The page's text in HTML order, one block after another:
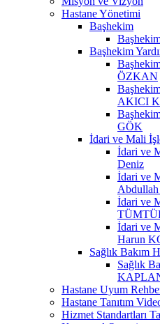
Hastane Yönetimi
Başhekim
Başhekim
ÖZKAN
AKICI
GÖK
İdari ve Mali
İdari ve
Deniz
İdari ve
İdari ve
İdari ve
Harun
Sağlık Bakım
Sağlık
Hastane Uyum
Hastane Tanıtım
Hizmet Standartları